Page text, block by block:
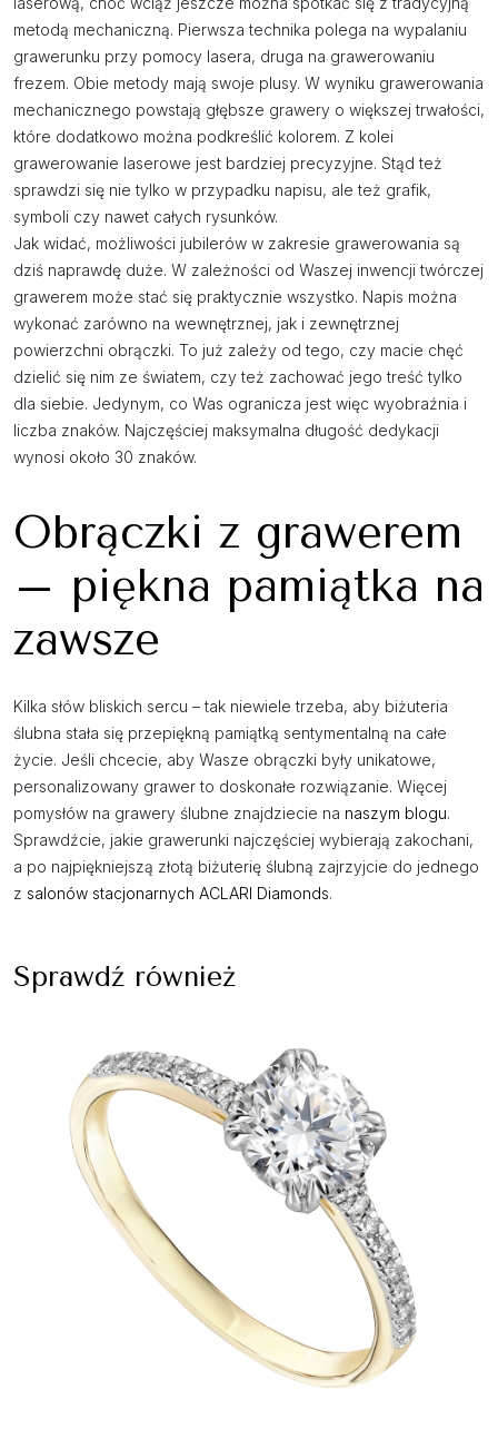
metodą mechaniczną. Pierwsza technika polega na wypalaniu
grawerunku przy pomocy lasera, druga na grawerowaniu
frezem. Obie metody mają swoje plusy. W wyniku grawerowania
mechanicznego powstają głębsze grawery o większej trwałości,
które dodatkowo można podkreślić kolorem. Z kolei
grawerowanie laserowe jest bardziej precyzyjne. Stąd też
sprawdzi się nie tylko w przypadku napisu, ale też grafik,
symboli czy nawet całych rysunków.
Jak widać, możliwości jubilerów w zakresie grawerowania są
dziś naprawdę duże. W zależności od Waszej inwencji twórczej
grawerem może stać się praktycznie wszystko. Napis można
wykonać zarówno na wewnętrznej, jak i zewnętrznej
powierzchni obrączki. To już zależy od tego, czy macie chęć
dzielić się nim ze światem, czy też zachować jego treść tylko
dla siebie. Jedynym, co Was ogranicza jest więc wyobraźnia i
liczba znaków. Najczęściej maksymalna długość dedykacji
wynosi około 30 znaków.
Obrączki z grawerem
– piękna pamiątka na
zawsze
Kilka słów bliskich sercu – tak niewiele trzeba, aby biżuteria
ślubna stała się przepiękną pamiątką sentymentalną na całe
życie. Jeśli chcecie, aby Wasze obrączki były unikatowe,
personalizowany grawer to doskonałe rozwiązanie. Więcej
pomysłów na grawery ślubne znajdziecie na naszym blogu.
Sprawdźcie, jakie grawerunki najczęściej wybierają zakochani,
a po najpiękniejszą złotą biżuterię ślubną zajrzyjcie do jednego
z salonów stacjonarnych ACLARI Diamonds.
Sprawdź również